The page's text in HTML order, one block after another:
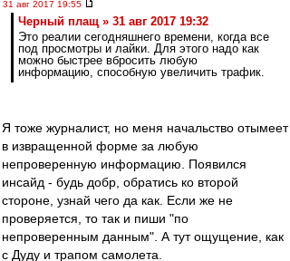
31 авг 2017 19:55
Черный плащ » 31 авг 2017 19:32
Это реалии сегодняшнего времени, когда все
под просмотры и лайки. Для этого надо как
можно быстрее вбросить любую
информацию, способную увеличить трафик.
Я тоже журналист, но меня начальство отымеет
в извращенной форме за любую
непроверенную информацию. Появился
инсайд - будь добр, обратись ко второй
стороне, узнай чего да как. Если же не
проверяется, то так и пиши "по
непроверенным данным". А тут ощущение, как
с Дуду и трапом самолета.